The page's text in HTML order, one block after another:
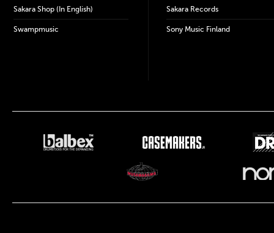
Sakara Shop (In English)
Swampmusic
Sakara Records
Sony Music Finland